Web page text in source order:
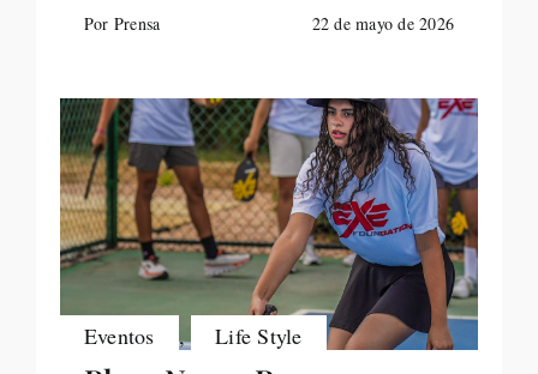
Por Prensa 22 de mayo de 2026
Eventos , Life Style